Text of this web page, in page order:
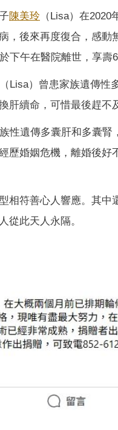
陳美玲 （Lisa）在
，後來再度復合，感
下午在醫院離世，享壽
Lisa）曾患家族遺傳
續命，可惜最後趕不
性遺傳多囊肝和多囊
歷婚姻危機，離婚後
相符善心人響應。其中
從此天人永隔。